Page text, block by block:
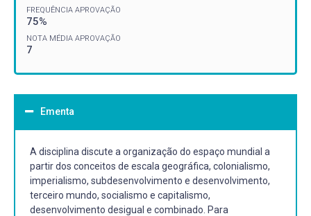
FREQUÊNCIA APROVAÇÃO
75%
NOTA MÉDIA APROVAÇÃO
7
Ementa
A disciplina discute a organização do espaço mundial a
partir dos conceitos de escala geográfica, colonialismo,
imperialismo, subdesenvolvimento e desenvolvimento,
terceiro mundo, socialismo e capitalismo,
desenvolvimento desigual e combinado. Para